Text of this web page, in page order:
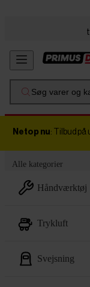
Søg varer og
Netop nu: Tilbud
Alle kategorier
håndværktøj
trykluft
svejsning